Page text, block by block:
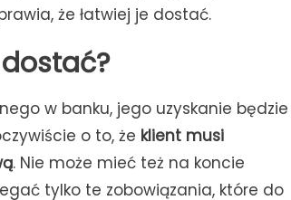
że łatwiej je dostać.
w banku, jego uzyskanie będzie
o to, że klient musi
. Nie może mieć też na koncie
tylko te zobowiązania, które do